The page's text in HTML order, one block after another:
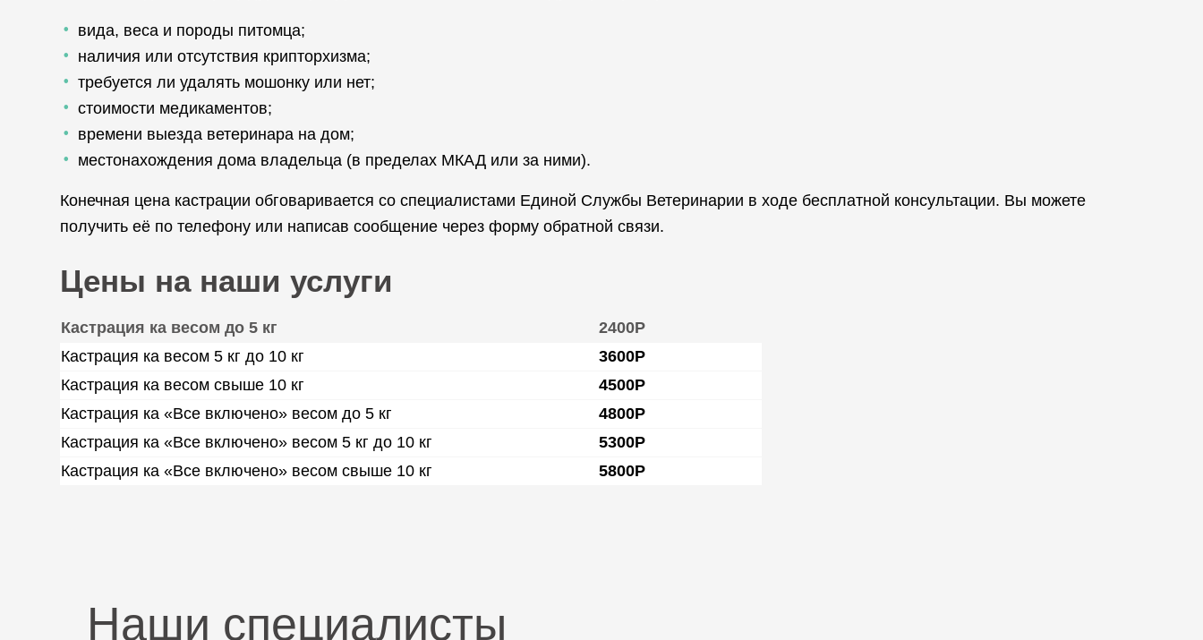
вида, веса и породы питомца;
наличия или отсутствия крипторхизма;
требуется ли удалять мошонку или нет;
стоимости медикаментов;
времени выезда ветеринара на дом;
местонахождения дома владельца (в пределах МКАД или за ними).
Конечная цена кастрации обговаривается со специалистами Единой Службы Ветеринарии в ходе бесплатной консультации. Вы можете
получить её по телефону или написав сообщение через форму обратной связи.
Цены на наши услуги
Кастрация ка весом до 5 кг
2400Р
Кастрация ка весом 5 кг до 10 кг
3600Р
Кастрация ка весом свыше 10 кг
4500Р
Кастрация ка «Все включено» весом до 5 кг
4800Р
Кастрация ка «Все включено» весом 5 кг до 10 кг
5300Р
Кастрация ка «Все включено» весом свыше 10 кг
5800Р
Наши специалисты